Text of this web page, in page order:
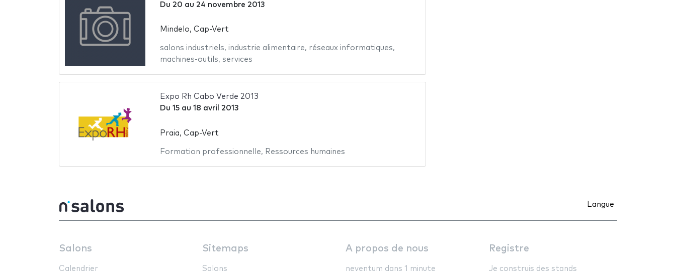
Du 20 au 24 novembre 2013
Mindelo, Cap-Vert
salons industriels, industrie alimentaire, réseaux informatiques,
machines-outils, services
Expo Rh Cabo Verde 2013
Du 15au 18 avril 2013
Praia, Cap-Vert
Formation professionnelle, Ressources humaines
Langue
Salons
Calendrier
Sitemaps
Salons
A propos de nous
neventum dans 1 minute
Registre
Je construis des stands